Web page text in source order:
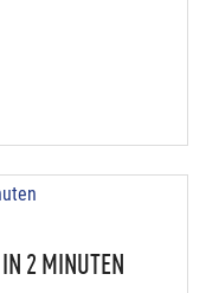
2 MINUTEN